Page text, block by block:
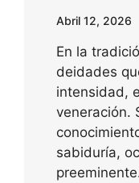
Abril 12, 2026
En la
deidades
intensidad,
veneración.
sabiduría,